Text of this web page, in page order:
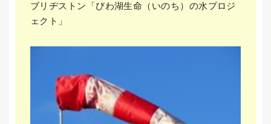
ブリヂストン「びわ湖生命（いのち）の水プロジ
ェクト」